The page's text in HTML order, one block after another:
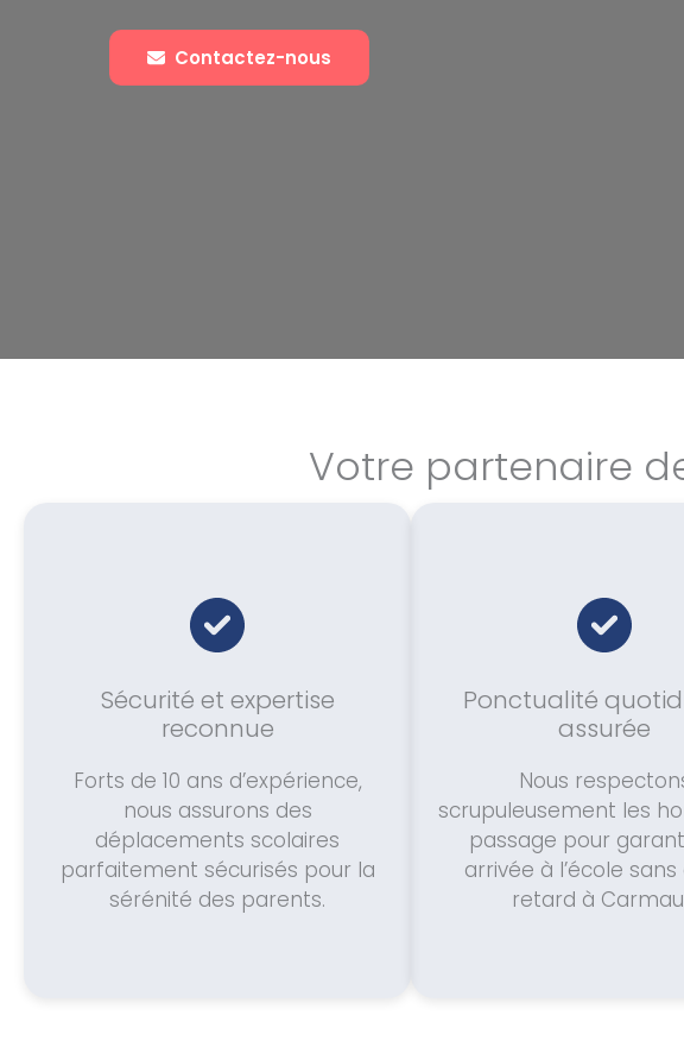
Contactez-nous
Votre partenaire
Sécurité et expertise
reconnue
Forts de 10 ans d’expérience,
nous assurons des
déplacements scolaires
parfaitement sécurisés pour la
sérénité des parents.
Ponctualité
assurée
Nous
scrupuleusement les
passage pour
arrivée à l’école sans
retard à